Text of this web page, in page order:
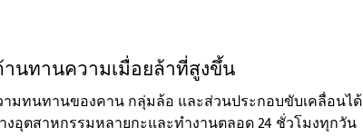
นทานความเมื่อยล้าที่สูงขึ้น
ามทนทานของคาน กลุ่มล้อ และส่วนประกอบขับเคลื่อนได้
อุตสาหกรรมหลายกะและทำงานตลอด 24 ชั่วโมงทุกวัน